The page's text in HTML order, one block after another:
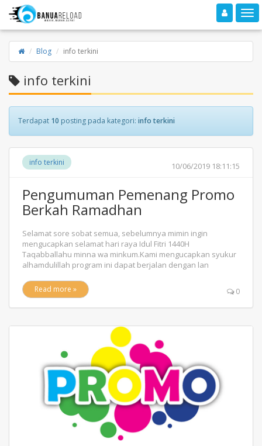
Toggle navigation
Blog info terkini
info terkini
Terdapat 10 posting pada kategori: info terkini
info terkini 10/06/2019 18:11:15
Pengumuman Pemenang Promo
Berkah Ramadhan
Selamat sore sobat semua, sebelumnya mimin ingin
mengucapkan selamat hari raya Idul Fitri 1440H
Taqabballahu minna wa minkum.Kami mengucapkan syukur
alhamdulillah program ini dapat berjalan dengan lan
Read more » 0